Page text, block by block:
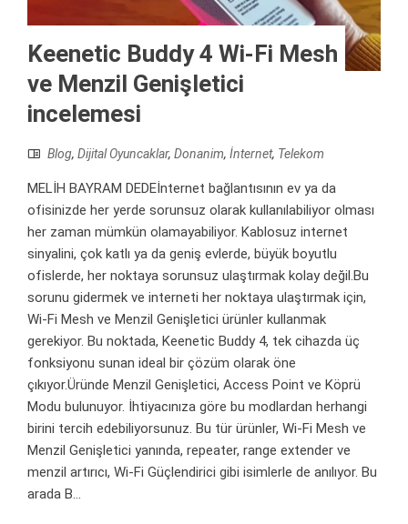
Keenetic Buddy 4 Wi-Fi Mesh
ve Menzil Genişletici
incelemesi
Blog, Dijital Oyuncaklar, Donanim, İnternet, Telekom
MELİH BAYRAM DEDEİnternet bağlantısının ev ya da
ofisinizde her yerde sorunsuz olarak kullanılabiliyor olması
her zaman mümkün olamayabiliyor. Kablosuz internet
sinyalini, çok katlı ya da geniş evlerde, büyük boyutlu
ofislerde, her noktaya sorunsuz ulaştırmak kolay değil.Bu
sorunu gidermek ve interneti her noktaya ulaştırmak için,
Wi-Fi Mesh ve Menzil Genişletici ürünler kullanmak
gerekiyor. Bu noktada, Keenetic Buddy 4, tek cihazda üç
fonksiyonu sunan ideal bir çözüm olarak öne
çıkıyor.Üründe Menzil Genişletici, Access Point ve Köprü
Modu bulunuyor. İhtiyacınıza göre bu modlardan herhangi
birini tercih edebiliyorsunuz. Bu tür ürünler, Wi-Fi Mesh ve
Menzil Genişletici yanında, repeater, range extender ve
menzil artırıcı, Wi-Fi Güçlendirici gibi isimlerle de anılıyor. Bu
arada B...